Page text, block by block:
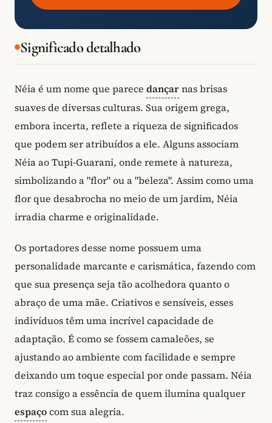
Significado detalhado
Néia é um nome que parece dançarnas brisas
suaves de diversas culturas. Sua origem grega,
embora incerta, reflete a riqueza de significados
que podem ser atribuídos a ele. Alguns associam
Néia ao Tupi-Guarani, onde remete à natureza,
simbolizando a "flor" ou a "beleza". Assim como uma
flor que desabrocha no meio de um jardim, Néia
irradia charme e originalidade.
Os portadores desse nome possuem uma
personalidade marcante e carismática, fazendo com
que sua presença seja tão acolhedora quanto o
abraço de uma mãe. Criativos e sensíveis, esses
indivíduos têm uma incrível capacidade de
adaptação. É como se fossem camaleões, se
ajustando ao ambiente com facilidade e sempre
deixando um toque especial por onde passam. Néia
traz consigo a essência de quem ilumina qualquer
espaçocom sua alegria.